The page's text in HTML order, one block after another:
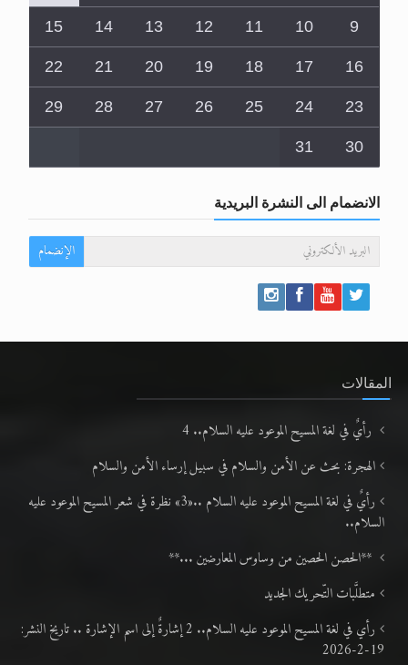
9
10
11
12
13
14
15
16
17
18
19
20
21
22
23
24
25
26
27
28
29
30
31
الانضمام الى النشرة البريدية
الإنضمام
المقالات
رأيٌ في لغة المسيح الموعود عليه السلام.. 4
الهجرة: بحث عن الأمن والسلام في سبيل إرساء الأمن والسلام
رأيٌ في لغة المسيح الموعود عليه السلام ..«3» نظرة في شعر المسيح الموعود عليه
السلام..
**الحصن الحصين من وساوس المعارضين ...**
متطلَّبات التّحريك الجديد
رأي في لغة المسيح الموعود عليه السلام.. 2 إشارةٌ إلى اسم الإشارة .. تاريخ النشر:
19-2-2026